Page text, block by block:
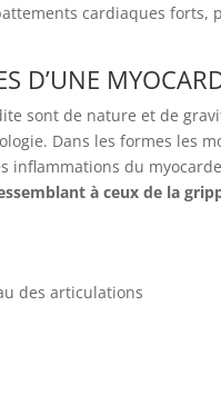
cardiaques forts,
D’UNE
sont de nature et de
Dans les formes les
inflammations du
à ceux de la
des articulations